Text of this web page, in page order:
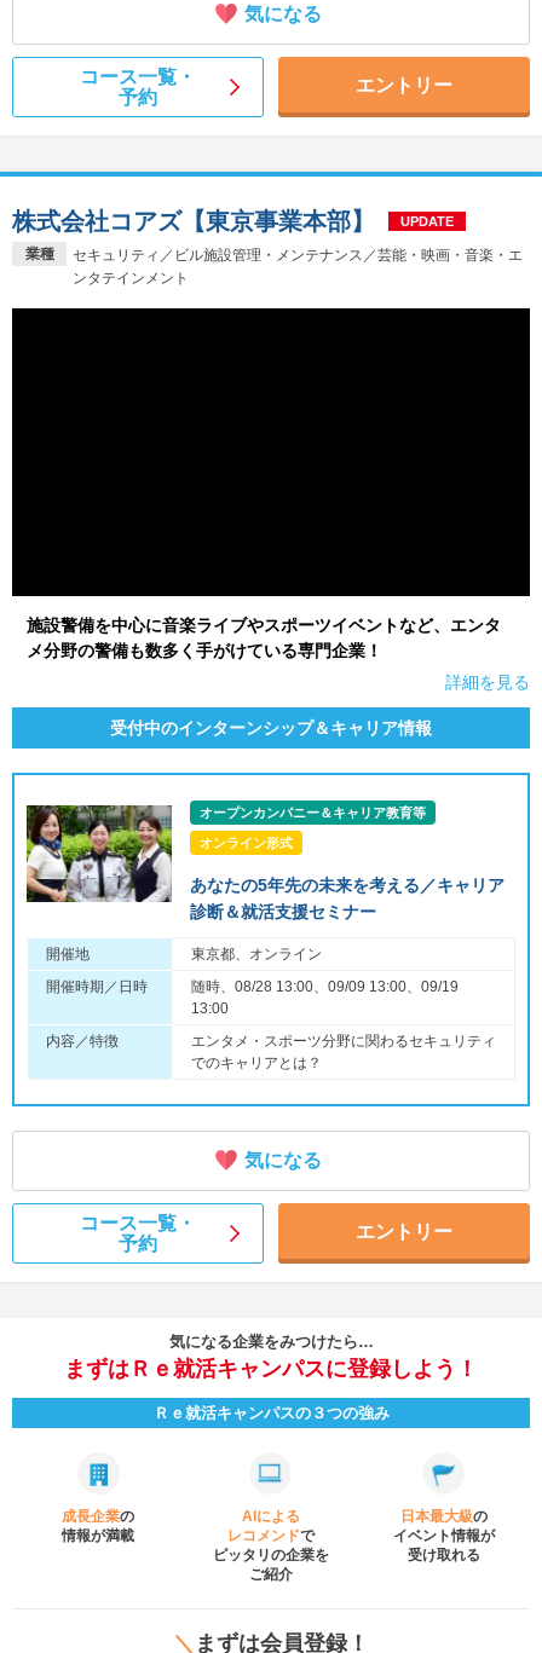
気になる
コース一覧・
予約
エントリー
業種
セキュリティ／ビル施設管理・メンテナンス／芸能・映画・音楽・エ
ンタテインメント
株式会社コアズ【東京事業本部】 UPDATE
施設警備を中心に音楽ライブやスポーツイベントなど、エンタ
メ分野の警備も数多く手がけている専門企業！
詳細を見る
受付中のインターンシップ＆キャリア情報
オープンカンパニー＆キャリア教育等
オンライン形式
あなたの5年先の未来を考える／キャリア
診断＆就活支援セミナー
開催地
東京都、オンライン
開催時期／日時
随時、08/28 13:00、09/09 13:00、09/19
13:00
内容／特徴
エンタメ・スポーツ分野に関わるセキュリティ
でのキャリアとは？
気になる
コース一覧・
予約
エントリー
気になる企業をみつけたら…
まずはＲｅ就活キャンパスに登録しよう！
Ｒｅ就活キャンパスの３つの強み
成長企業の
情報が満載
AIによる
レコメンドで
ピッタリの企業を
ご紹介
日本最大級の
イベント情報が
受け取れる
＼ まずは会員登録！